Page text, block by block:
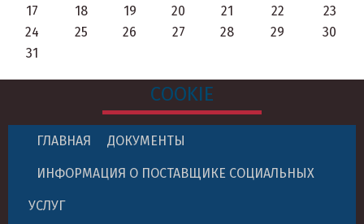
17
18 19 20 21 22
23
24
25 26 27 28 29
30
31
COOKIE
ГЛАВНАЯ ДОКУМЕНТЫ
ИНФОРМАЦИЯ О ПОСТАВЩИКЕ СОЦИАЛЬНЫХ
УСЛУГ